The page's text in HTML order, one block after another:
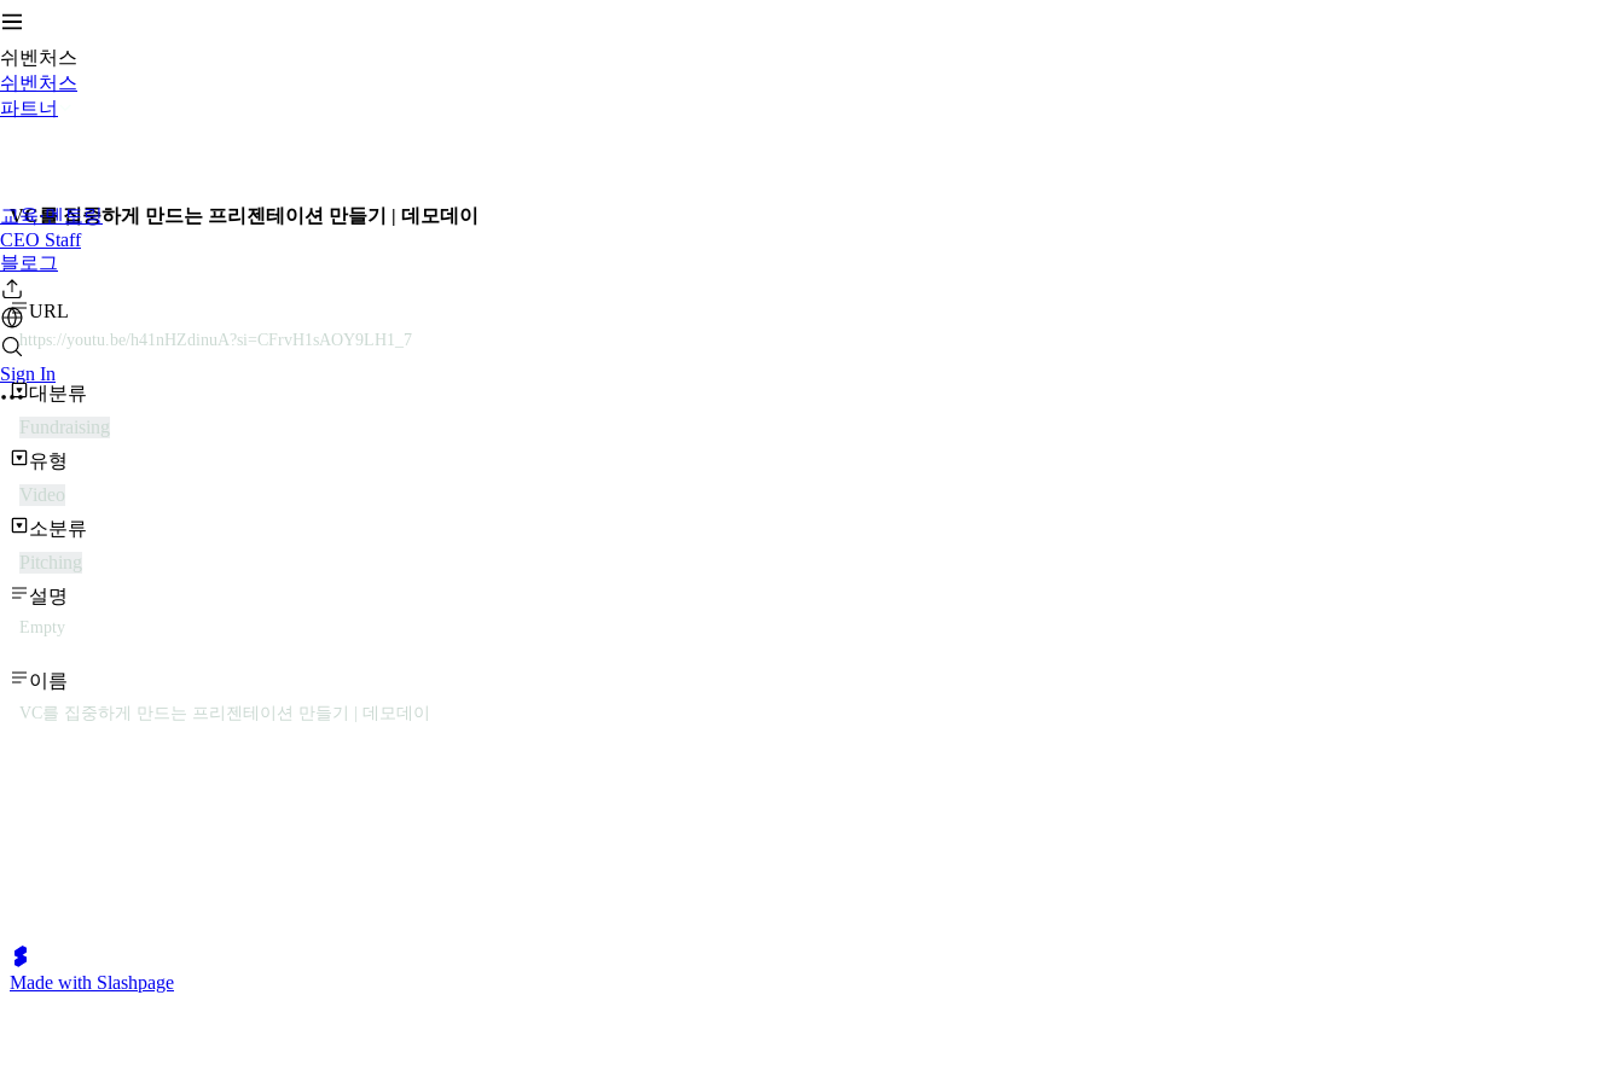
쉬벤처스
쉬벤처스
파트너
교육·멘토링
CEO Staff
블로그
Sign In
VC를 집중하게 만드는 프리젠테이션 만들기 | 데모데이
URL
https://youtu.be/h41nHZdinuA?si=CFrvH1sAOY9LH1_7
대분류
Fundraising
유형
Video
소분류
Pitching
설명
Empty
이름
VC를 집중하게 만드는 프리젠테이션 만들기 | 데모데이
Made with Slashpage